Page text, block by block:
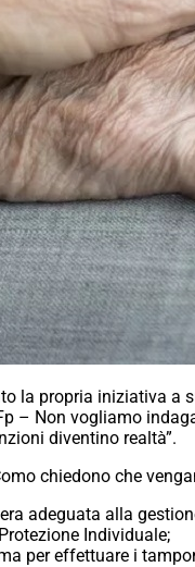
la propria iniziativa
– Non vogliamo
diventino realtà”.
chiedono che
adeguata alla
Individuale;
per effettuare i